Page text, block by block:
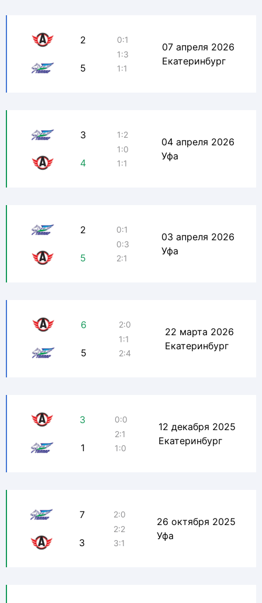
2
5
0:1
1:3
1:1
07 апреля 2026
Екатеринбург
3
4
1:2
1:0
1:1
04 апреля 2026
Уфа
2
5
0:1
0:3
2:1
03 апреля 2026
Уфа
6
5
2:0
1:1
2:4
22 марта 2026
Екатеринбург
3
1
0:0
2:1
1:0
12 декабря 2025
Екатеринбург
7
3
2:0
2:2
3:1
26 октября 2025
Уфа